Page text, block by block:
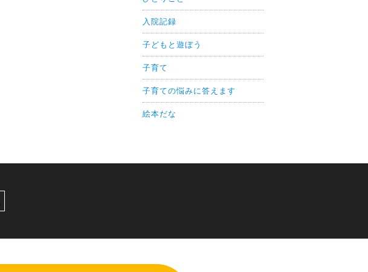
入院記録
子どもと遊ぼう
子育て
子育ての悩みに答えます
絵本だな